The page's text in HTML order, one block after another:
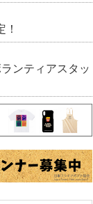
ンティアスタッ